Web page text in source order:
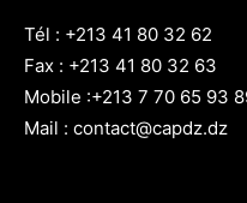
Tél : +213 41 80 32 62
Fax : +213 41 80 32 63
Mobile :+213 7 70 65 93
Mail : contact@capdz.dz